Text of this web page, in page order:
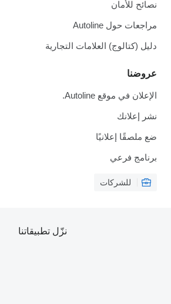
نصائح للأمان
مراجعات حول Autoline
دليل (كتالوج) العلامات التجارية
عروضنا
الإعلان في موقع Autoline.
نشر إعلانك
ضع ملصقًا إعلانيًا
برنامج فرعي
للشركات
نزّل تطبيقاتنا